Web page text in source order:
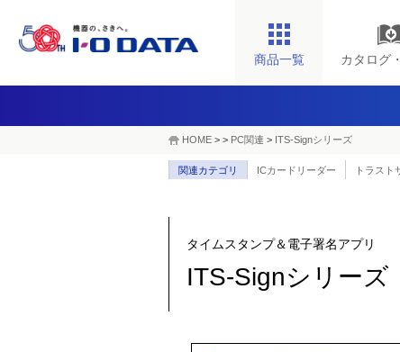
商品一覧 カタログ
HOME > > PC関連 > ITS-Signシリーズ
関連カテゴリ ICカードリーダー トラスト
タイムスタンプ＆電子署名アプリ
ITS-Signシリーズ